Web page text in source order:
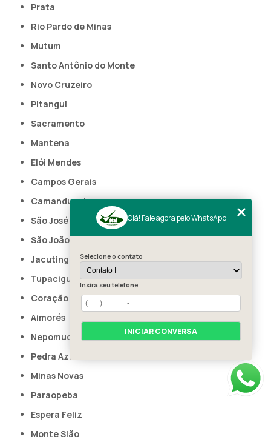
Prata
Rio Pardo de Minas
Mutum
Santo Antônio do Monte
Novo Cruzeiro
Pitangui
Sacramento
Mantena
Elói Mendes
Campos Gerais
Camanducaia
São José da Lapa
São João Nepomuceno
Jacutinga
Tupaciguara
Coração de Jesus
Aimorés
Nepomuceno
Pedra Azul
Minas Novas
Paraopeba
Espera Feliz
Monte Sião
Olá! Fale agora pelo WhatsApp
Selecione o contato
Insira seu telefone
INICIAR CONVERSA